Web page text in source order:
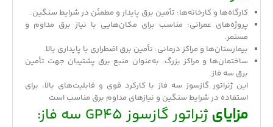
کارگاه‌ها و کارخانه‌ها: تأمین برق پایدار و مطمئن در شرایط سنگین.
پروژه‌های عمرانی: مناسب برای مکان‌هایی با نیاز برق مداوم و
مستمر.
بیمارستان‌ها و مراکز درمانی: تأمین برق اضطراری با پایداری بالا.
ساختمان‌ها و مراکز بزرگ: به‌عنوان منبع برق پشتیبان جهت تأمین
برق سه فاز.
این ژنراتور گازسوز سه فاز با کارکرد قوی و قابلیت‌های بالا، برای
استفاده در شرایط سنگین و نیازهای مداوم برق مناسب است
مزایای ژنراتور گازسوز GP45 سه فاز: